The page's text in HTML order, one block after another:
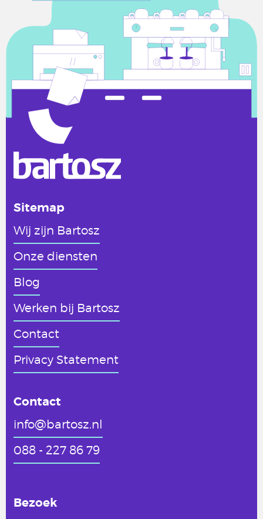
Sitemap
Wij zijn Bartosz
Onze diensten
Blog
Werken bij Bartosz
Contact
Privacy Statement
Contact
info@bartosz.nl
088 - 227 86 79
Bezoek